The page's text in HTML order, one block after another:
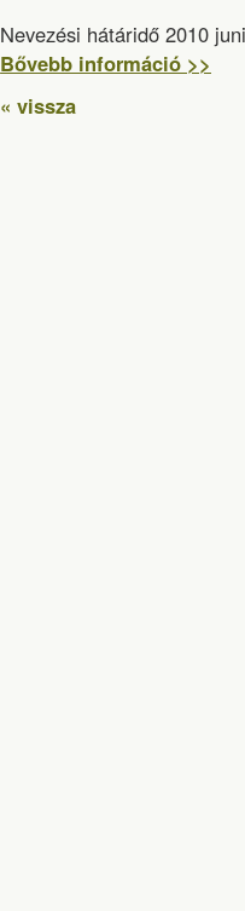
Nevezési hátáridő 2010
Bővebb információ >>
« vissza